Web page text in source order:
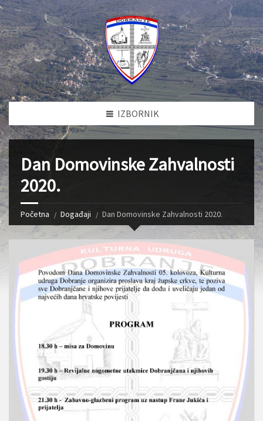
IZBORNIK
Dan Domovinske Zahvalnosti
2020.
Početna Događaji Dan Domovinske Zahvalnosti 2020.